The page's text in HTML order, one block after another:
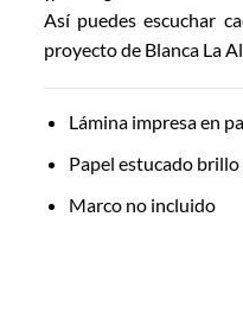
Así puedes escuchar
proyecto de Blanca La
Lámina impresa en
Papel estucado
Marco no incluido